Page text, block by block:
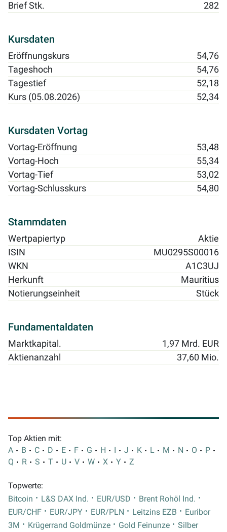
Brief Stk.
282
Kursdaten
Eröffnungskurs
54,76
Tageshoch
54,76
Tagestief
52,18
Kurs (05.08.2026)
52,34
Kursdaten Vortag
Vortag-Eröffnung
53,48
Vortag-Hoch
55,34
Vortag-Tief
53,02
Vortag-Schlusskurs
54,80
Stammdaten
Wertpapiertyp
Aktie
ISIN
MU0295S00016
WKN
A1C3UJ
Herkunft
Mauritius
Notierungseinheit
Stück
Fundamentaldaten
Marktkapital.
1,97 Mrd. EUR
Aktienanzahl
37,60 Mio.
Top Aktien mit:
A
B C D E F G H I J K L M N O
P
Q
R S T U V W X Y Z
Topwerte:
Bitcoin
L&S DAX Ind. EUR/USD
Brent Rohöl Ind.
EUR/CHF
EUR/JPY EUR/PLN Leitzins EZB
Euribor
3M
Krügerrand Goldmünze Gold Feinunze Silber